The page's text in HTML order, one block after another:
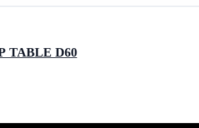
TABLE D60